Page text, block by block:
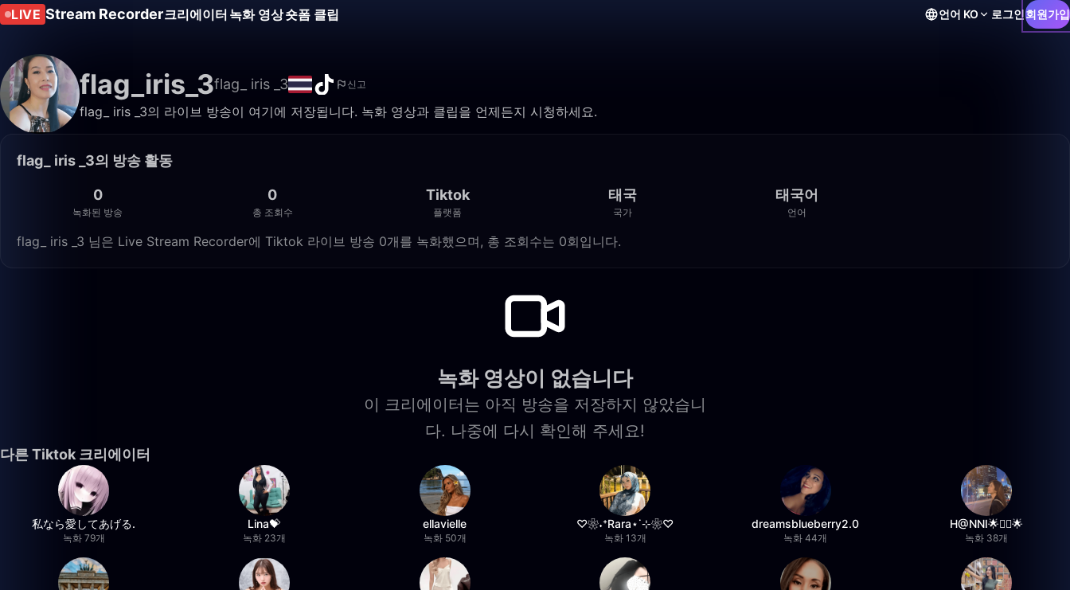
LIVE Stream Recorder크리에이터 녹화 영상숏폼 클립 언어 KO 로그인회원가입
flag_iris_3flag_ iris _3 신고
flag_ iris _3의 라이브 방송이 여기에 저장됩니다. 녹화 영상과 클립을 언제든지 시청하세요.
flag_ iris _3의 방송 활동
0
녹화된 방송
0
총 조회수
Tiktok
플랫폼
태국
국가
태국어
언어
flag_ iris _3 님은 Live Stream Recorder에 Tiktok 라이브 방송 0개를 녹화했으며, 총 조회수는 0회입니다.
녹화 영상이 없습니다
이 크리에이터는 아직 방송을 저장하지 않았습니
다. 나중에 다시 확인해 주세요!
다른 Tiktok 크리에이터
私なら愛してあげる.
녹화 79개
Lina💝
녹화 23개
ellavielle
녹화 50개
♡❀˖⁺Rara⋆˙⊹❀♡
녹화 13개
dreamsblueberry2.0
녹화 44개
H@NNI🌟❤️‍🔥🌟
녹화 38개